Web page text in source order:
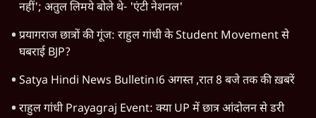
नहीं'; अतुल लिमये बोले थे- 'एंटी नेशनल'
प्रयागराज छात्रों की गूंज: राहुल गांधी के Student Movement से
घबराई BJP?
Satya Hindi News Bulletin।6 अगस्त ,रात 8 बजे तक की ख़बरें
राहुल गांधी Prayagraj Event: क्या UP में छात्र आंदोलन से डरी